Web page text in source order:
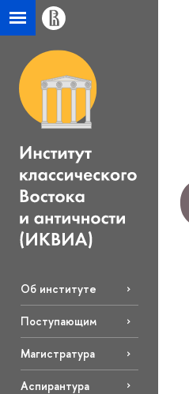
Об институте
Поступающим
Магистратура
Аспирантура